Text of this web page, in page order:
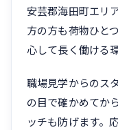
安芸郡海田町エリ
方の方も荷物ひと
心して長く働ける
職場見学からのス
の目で確かめてか
ッチも防げます。